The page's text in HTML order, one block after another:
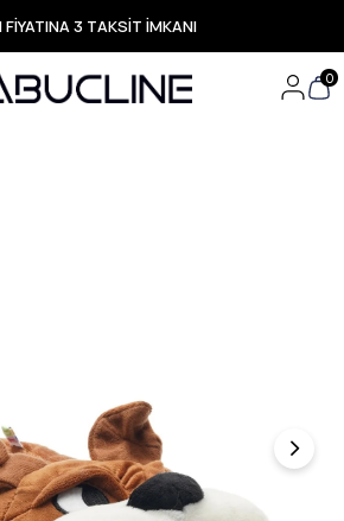
FİYATINA 3 TAKSİT İMKANI
ÜCRETSİZ KARGO
Ürünlerde Özel Fırsatlar
Ürünlerde Hızlı Teslimat
0